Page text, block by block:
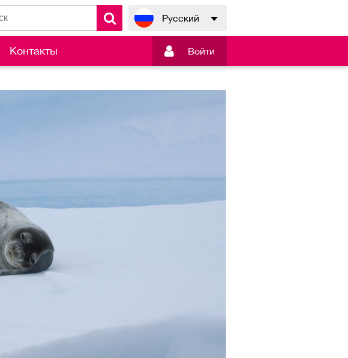
Русский
Контакты  Войти